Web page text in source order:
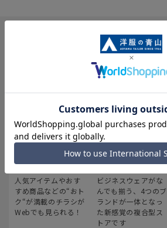
INFORMATION
最新のお買い得情報
人気アイテムやおす
すめ商品などの“おト
ク“が満載のチラシが
Webでも見られる！
スーツスクエア
ビジネスウェアがな
んでも揃う、4つのブ
ランドが一体となっ
た新感覚の複合型ス
トアです